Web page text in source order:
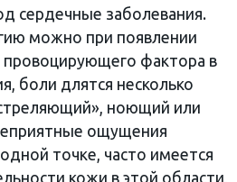
сердечные заболевания.
можно при появлении
фактора в
боли длятся несколько
ноющий или
ощущения
точке, часто имеется
кожи в этой области,